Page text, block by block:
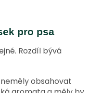
pro psa
Rozdíl bývá
obsahovat